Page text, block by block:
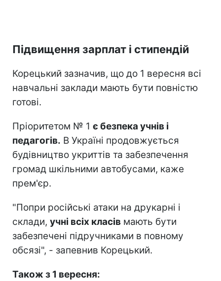
Підвищення зарплат і стипендій
Корецький зазначив, що до 1 вересня всі
навчальні заклади мають бути повністю
готові.
Пріоритетом № 1 є безпека учнів і
педагогів. В Україні продовжується
будівництво укриттів та забезпечення
громад шкільними автобусами, каже
прем'єр.
"Попри російські атаки на друкарні і
склади, учні всіх класів мають бути
забезпечені підручниками в повному
обсязі", - запевнив Корецький.
Також з 1 вересня: